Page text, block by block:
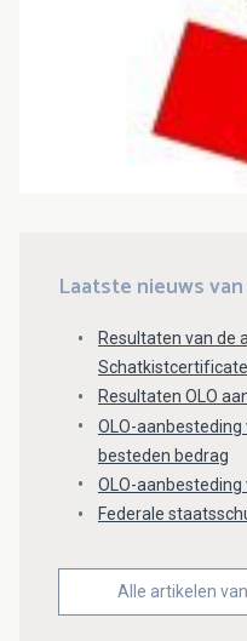
Laatste nieuws
Resultaten van de
Resultaten OLO
OLO-aanbesteding
besteden bedrag
OLO-aanbesteding
Federale
Alle artikelen